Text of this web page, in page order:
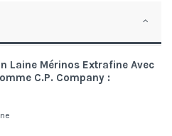
Laine Mérinos Extrafine Avec
C.P. Company :